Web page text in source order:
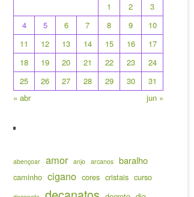
1
2
3
4
5 6 7 8 9
10
11
12 13 14 15 16
17
18
19 20 21 22 23
24
25
26 27 28 29 30
31
« abr
jun »
abençoar amor anjo arcanos baralho
caminho cigano cores cristais curso